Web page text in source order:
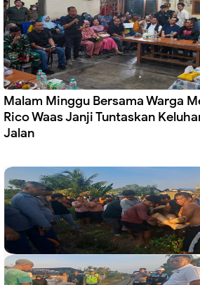
Malam Minggu Bersama Warga
Rico Waas Janji Tuntaskan
Jalan